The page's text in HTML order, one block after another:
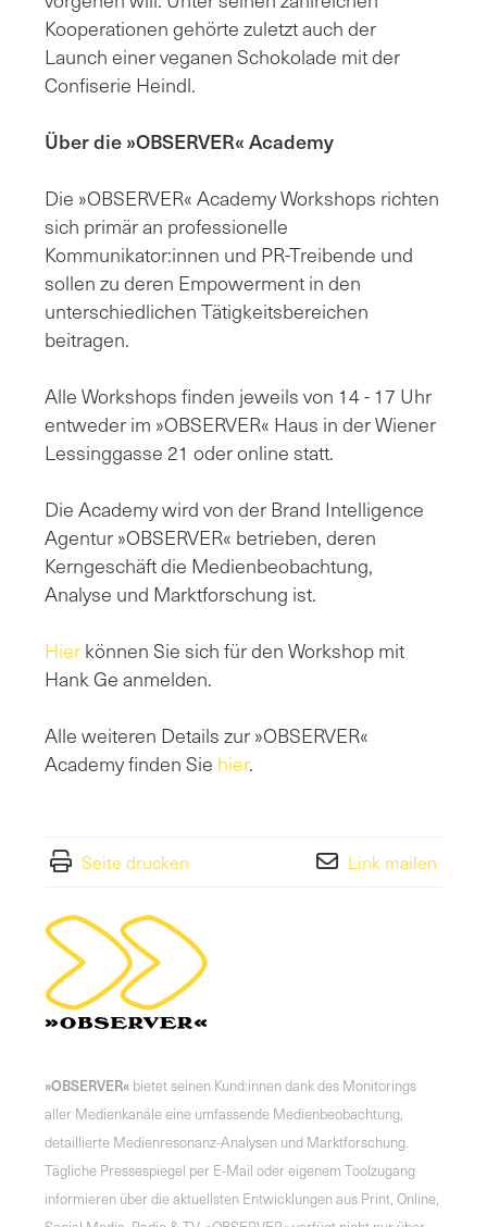
Kooperationen gehörte zuletzt auch der
Launch einer veganen Schokolade mit der
Confiserie Heindl.
Über die »OBSERVER« Academy
Die »OBSERVER« Academy Workshops richten
sich primär an professionelle
Kommunikator:innen und PR-Treibende und
sollen zu deren Empowerment in den
unterschiedlichen Tätigkeitsbereichen
beitragen.
Alle Workshops finden jeweils von 14 - 17 Uhr
entweder im »OBSERVER« Haus in der Wiener
Lessinggasse 21 oder online statt.
Die Academy wird von der Brand Intelligence
Agentur »OBSERVER« betrieben, deren
Kerngeschäft die Medienbeobachtung,
Analyse und Marktforschung ist.
Hierkönnen Sie sich für den Workshop mit
Hank Ge anmelden.
Alle weiteren Details zur »OBSERVER«
Academy finden Sie hier.
Seite drucken Link mailen
»OBSERVER« bietet seinen Kund:innen dank des Monitorings
aller Medienkanäle eine umfassende Medienbeobachtung,
detaillierte Medienresonanz-Analysen und Marktforschung.
Tägliche Pressespiegel per E-Mail oder eigenem Toolzugang
informieren über die aktuellsten Entwicklungen aus Print, Online,